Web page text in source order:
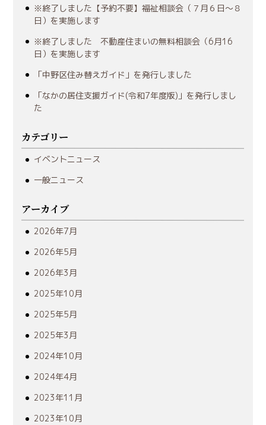
※終了しました【予約不要】福祉相談会（７月６日～８
日）を実施します
※終了しました 不動産住まいの無料相談会（6月16
日）を実施します
「中野区住み替えガイド」を発行しました
「なかの居住支援ガイド(令和7年度版)」を発行しまし
た
カテゴリー
イベントニュース
一般ニュース
アーカイブ
2026年7月
2026年5月
2026年3月
2025年10月
2025年5月
2025年3月
2024年10月
2024年4月
2023年11月
2023年10月